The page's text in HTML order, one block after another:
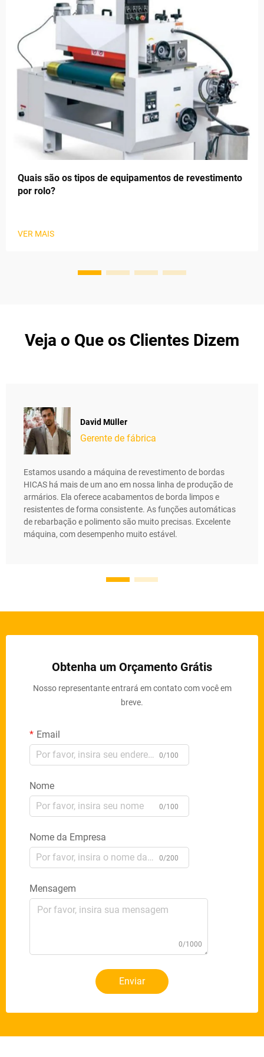
Quais são os tipos de equipamentos de revestimento
por rolo?
VER MAIS
Veja o Que os Clientes Dizem
David Müller
Gerente de fábrica
Estamos usando a máquina de revestimento de bordas
HICAS há mais de um ano em nossa linha de produção de
armários. Ela oferece acabamentos de borda limpos e
resistentes de forma consistente. As funções automáticas
de rebarbação e polimento são muito precisas. Excelente
máquina, com desempenho muito estável.
Obtenha um Orçamento Grátis
Nosso representante entrará em contato com você em
breve.
Email
0/100
Nome
0/100
Nome da Empresa
0/200
Mensagem
0/1000
Enviar